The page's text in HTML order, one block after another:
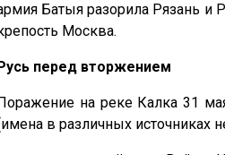
Батыя разорила Рязань и
Москва.
Русь перед вторжением
Поражение на реке Калка 31
в различных источниках